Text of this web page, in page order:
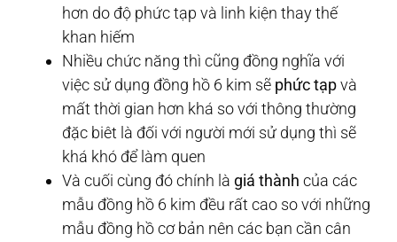
hơn do độ phức tạp và linh kiện thay thế
khan hiếm
Nhiều chức năng thì cũng đồng nghĩa với
việc sử dụng đồng hồ 6 kim sẽ phức tạpvà
mất thời gian hơn khá so với thông thường
đặc biêt là đối với người mới sử dụng thì sẽ
khá khó để làm quen
Và cuối cùng đó chính là giá thành của các
mẫu đồng hồ 6 kim đều rất cao so với những
mẫu đồng hồ cơ bản nên các bạn cần cân